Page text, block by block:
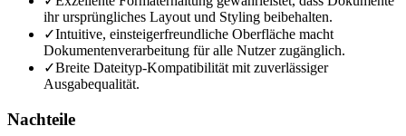
ihr ursprüngliches Layout und Styling beibehalten.
✓Intuitive, einsteigerfreundliche Oberfläche macht
Dokumentenverarbeitung für alle Nutzer zugänglich.
✓Breite Dateityp-Kompatibilität mit zuverlässiger
Ausgabequalität.
Nachteile